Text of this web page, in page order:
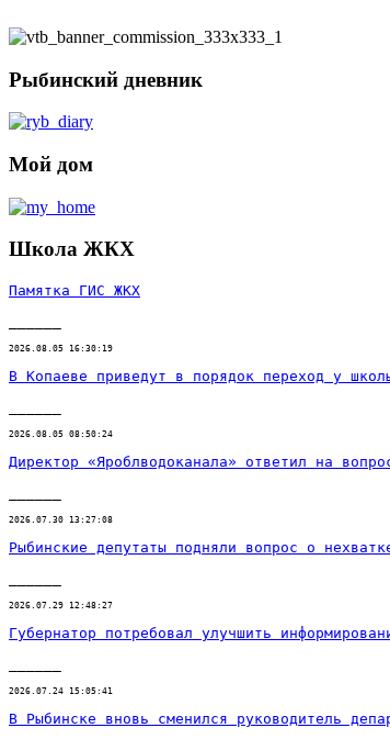
Рыбинский дневник
Мой дом
Школа ЖКХ
Памятка ГИС ЖКХ
2026.08.05 16:30:19
В Копаеве приведут в порядок переход у
2026.08.05 08:50:24
Директор «Яроблводоканала» ответил на
2026.07.30 13:27:08
Рыбинские депутаты подняли вопрос о
2026.07.29 12:48:27
Губернатор потребовал улучшить
2026.07.24 15:05:41
В Рыбинске вновь сменился руководитель